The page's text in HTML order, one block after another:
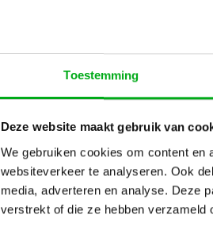
Toestemming
Deze website maakt gebruik van
We gebruiken cookies om content en
websiteverkeer te analyseren. Ook
media, adverteren en analyse. Deze
verstrekt of die ze hebben